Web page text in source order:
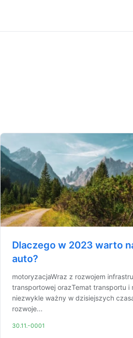
Dlaczego w 2023 warto
auto?
motoryzacjaWraz z rozwojem
transportowej orazTemat transportu i
niezwykle ważny w dzisiejszych
rozwoje...
30.11.-0001